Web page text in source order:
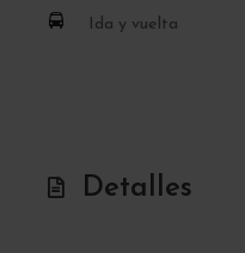
Ida y vuelta
Detalles